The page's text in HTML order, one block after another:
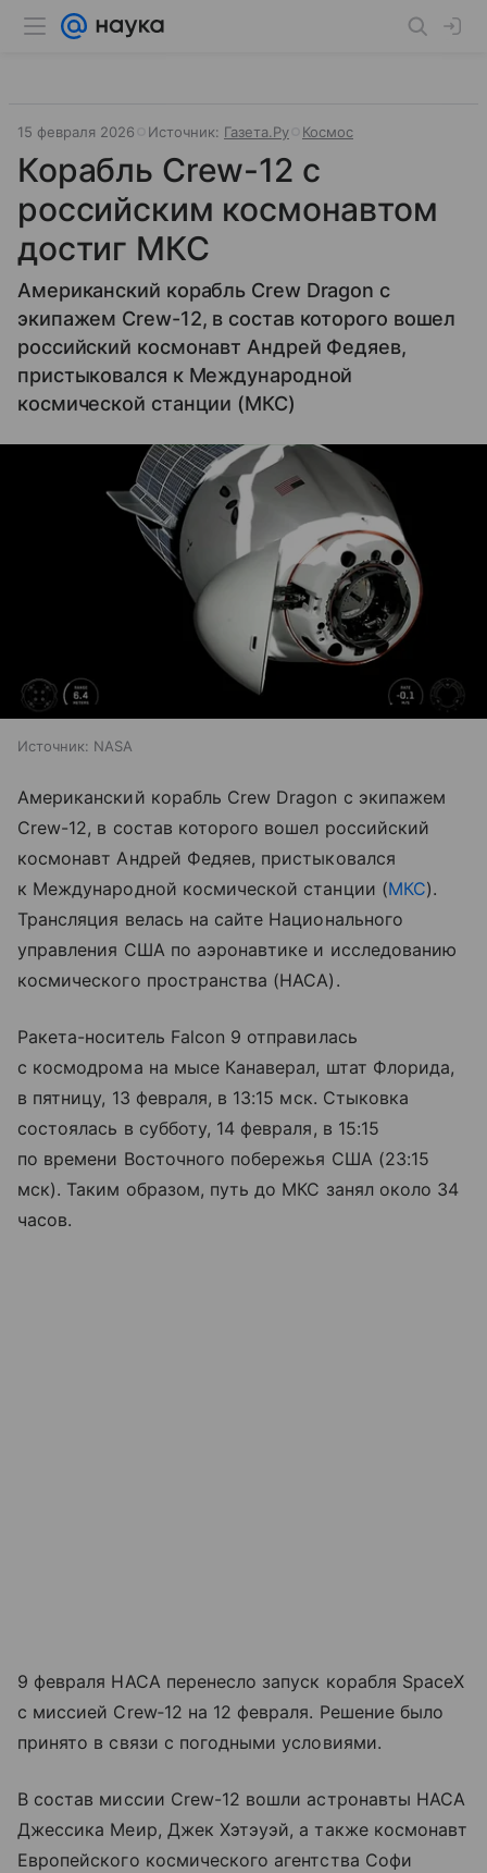
15 февраля 2026 Источник: Газета.Ру Космос
Корабль Crew-12 с
российским космонавтом
достиг МКС
Американский корабль Crew Dragon с
экипажем Crew-12, в состав которого вошел
российский космонавт Андрей Федяев,
пристыковался к Международной
космической станции (МКС)
Источник: NASA
Американский корабль Crew Dragon с экипажем
Crew-12, в состав которого вошел российский
космонавт Андрей Федяев, пристыковался
к Международной космической станции (МКС).
Трансляция велась на сайте Национального
управления США по аэронавтике и исследованию
космического пространства (НАСА).
Ракета-носитель Falcon 9 отправилась
с космодрома на мысе Канаверал, штат Флорида,
в пятницу, 13 февраля, в 13:15 мск. Стыковка
состоялась в субботу, 14 февраля, в 15:15
по времени Восточного побережья США (23:15
мск). Таким образом, путь до МКС занял около 34
часов.
9 февраля НАСА перенесло запуск корабля SpaceX
с миссией Crew‑12 на 12 февраля. Решение было
принято в связи с погодными условиями.
В состав миссии Crew-12 вошли астронавты НАСА
Джессика Меир, Джек Хэтэуэй, а также космонавт
Европейского космического агентства Софи